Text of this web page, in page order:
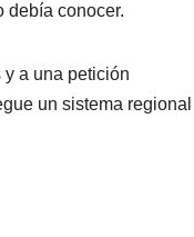
debía conocer.
a una petición
un sistema regional